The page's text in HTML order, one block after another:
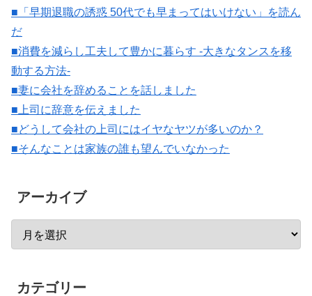
■「早期退職の誘惑 50代でも早まってはいけない」を読ん
だ
■消費を減らし工夫して豊かに暮らす -大きなタンスを移
動する方法-
■妻に会社を辞めることを話しました
■上司に辞意を伝えました
■どうして会社の上司にはイヤなヤツが多いのか？
■そんなことは家族の誰も望んでいなかった
アーカイブ
カテゴリー